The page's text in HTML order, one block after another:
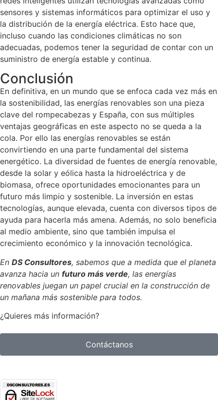
sensores y sistemas informáticos para optimizar el uso y
la distribución de la energía eléctrica. Esto hace que,
incluso cuando las condiciones climáticas no son
adecuadas, podemos tener la seguridad de contar con un
suministro de energía estable y continua.
Conclusión
En definitiva, en un mundo que se enfoca cada vez más en
la sostenibilidad, las energías renovables son una pieza
clave del rompecabezas y España, con sus múltiples
ventajas geográficas en este aspecto no se queda a la
cola. Por ello las energías renovables se están
convirtiendo en una parte fundamental del sistema
energético. La diversidad de fuentes de energía renovable,
desde la solar y eólica hasta la hidroeléctrica y de
biomasa, ofrece oportunidades emocionantes para un
futuro más limpio y sostenible. La inversión en estas
tecnologías, aunque elevada, cuenta con diversos tipos de
ayuda para hacerla más amena. Además, no solo beneficia
al medio ambiente, sino que también impulsa el
crecimiento económico y la innovación tecnológica.
En DS Consultores, sabemos que a medida que el planeta
avanza hacia un futuro más verde, las energías
renovables juegan un papel crucial en la construcción de
un mañana más sostenible para todos.
¿Quieres más información?
Contáctanos